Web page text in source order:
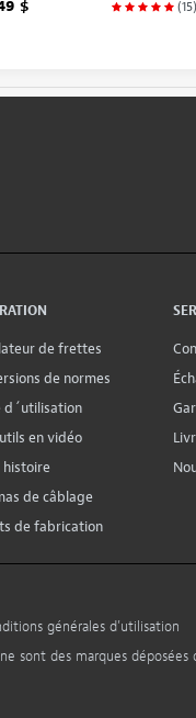
(15)
$
de frettes
de normes
d´utilisation
en vidéo
histoire
de câblage
de fabrication
générales d’utilisation
sont des marques